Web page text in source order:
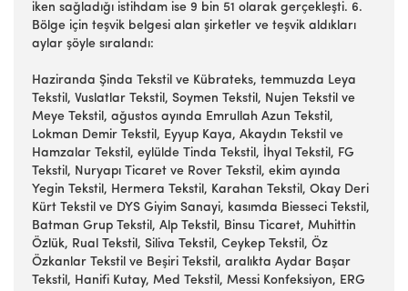
iken sağladığı istihdam ise 9 bin 51 olarak gerçekleşti. 6.
Bölge için teşvik belgesi alan şirketler ve teşvik aldıkları
aylar şöyle sıralandı:
Haziranda Şinda Tekstil ve Kübrateks, temmuzda Leya
Tekstil, Vuslatlar Tekstil, Soymen Tekstil, Nujen Tekstil ve
Meye Tekstil, ağustos ayında Emrullah Azun Tekstil,
Lokman Demir Tekstil, Eyyup Kaya, Akaydın Tekstil ve
Hamzalar Tekstil, eylülde Tinda Tekstil, İhyal Tekstil, FG
Tekstil, Nuryapı Ticaret ve Rover Tekstil, ekim ayında
Yegin Tekstil, Hermera Tekstil, Karahan Tekstil, Okay Deri
Kürt Tekstil ve DYS Giyim Sanayi, kasımda Biesseci Tekstil,
Batman Grup Tekstil, Alp Tekstil, Binsu Ticaret, Muhittin
Özlük, Rual Tekstil, Siliva Tekstil, Ceykep Tekstil, Öz
Özkanlar Tekstil ve Beşiri Tekstil, aralıkta Aydar Başar
Tekstil, Hanifi Kutay, Med Tekstil, Messi Konfeksiyon, ERG